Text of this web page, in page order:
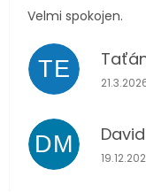
Velmi spokojen.
TE
DM